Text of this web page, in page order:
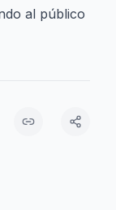
al público